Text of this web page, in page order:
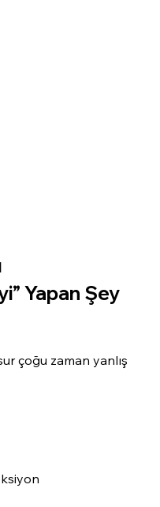
Yapan Şey
çoğu zaman yanlış